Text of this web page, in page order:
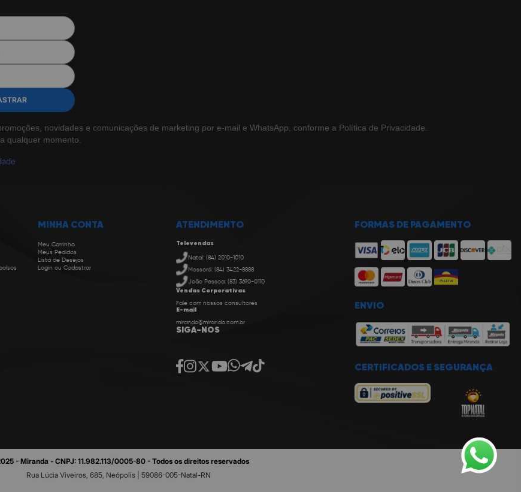
novidades e comunicações de marketing por e-mail e WhatsApp, conforme a Política de Privacidade.
qualquer momento.
MINHA CONTA
Meu Carrinho
Meus Pedidos
Lista de Desejos
Login ou Cadastrar
ATENDIMENTO
Televendas
Natal: (84) 2010-1010
Mossoró: (84) 3422-8888
João Pessoa: (83) 3690-0110
Vendas Corporativas
Fale com nossos consultores
E-mail
miranda@miranda.com.br
SIGA-NOS
FORMAS DE PAGAMENTO
ENVIO
CERTIFICADOS E SEGURANÇA
- Miranda - CNPJ: 11.982.113/0005-80 - Todos os direitos reservados
Rua Lúcia Viveiros, 685, Neópolis | 59086-005-Natal-RN